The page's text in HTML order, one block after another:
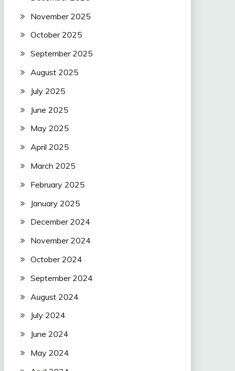
November 2025
October 2025
September 2025
August 2025
July 2025
June 2025
May 2025
April 2025
March 2025
February 2025
January 2025
December 2024
November 2024
October 2024
September 2024
August 2024
July 2024
June 2024
May 2024